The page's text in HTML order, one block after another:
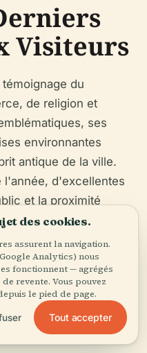
Visiteurs
du
de religion et
ses
environnantes
antique de la ville.
l'année, d'excellentes
et la proximité
une étape essentielle
visitez tôt le matin ou
les vestiges
l'atmosphère unique
à chaque tournant.
des cookies.
assurent la navigation.
Analytics) nous
fonctionnent — agrégés
revente. Vous pouvez
le pied de page.
Tout accepter